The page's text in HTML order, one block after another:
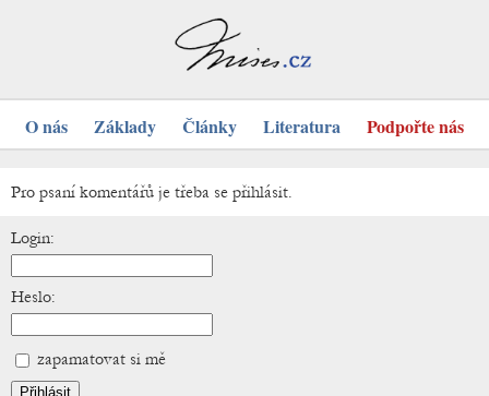
O nás Základy Články Literatura Podpořte nás
Pro psaní komentářů je třeba se přihlásit.
Login:
Heslo:
zapamatovat si mě